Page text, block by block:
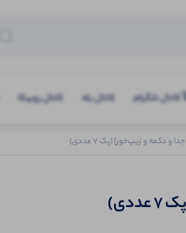
کانال تلگرام کانال بله کانال روبیکا
دکمه و زیپ‌خور] (پک 7 عددی)